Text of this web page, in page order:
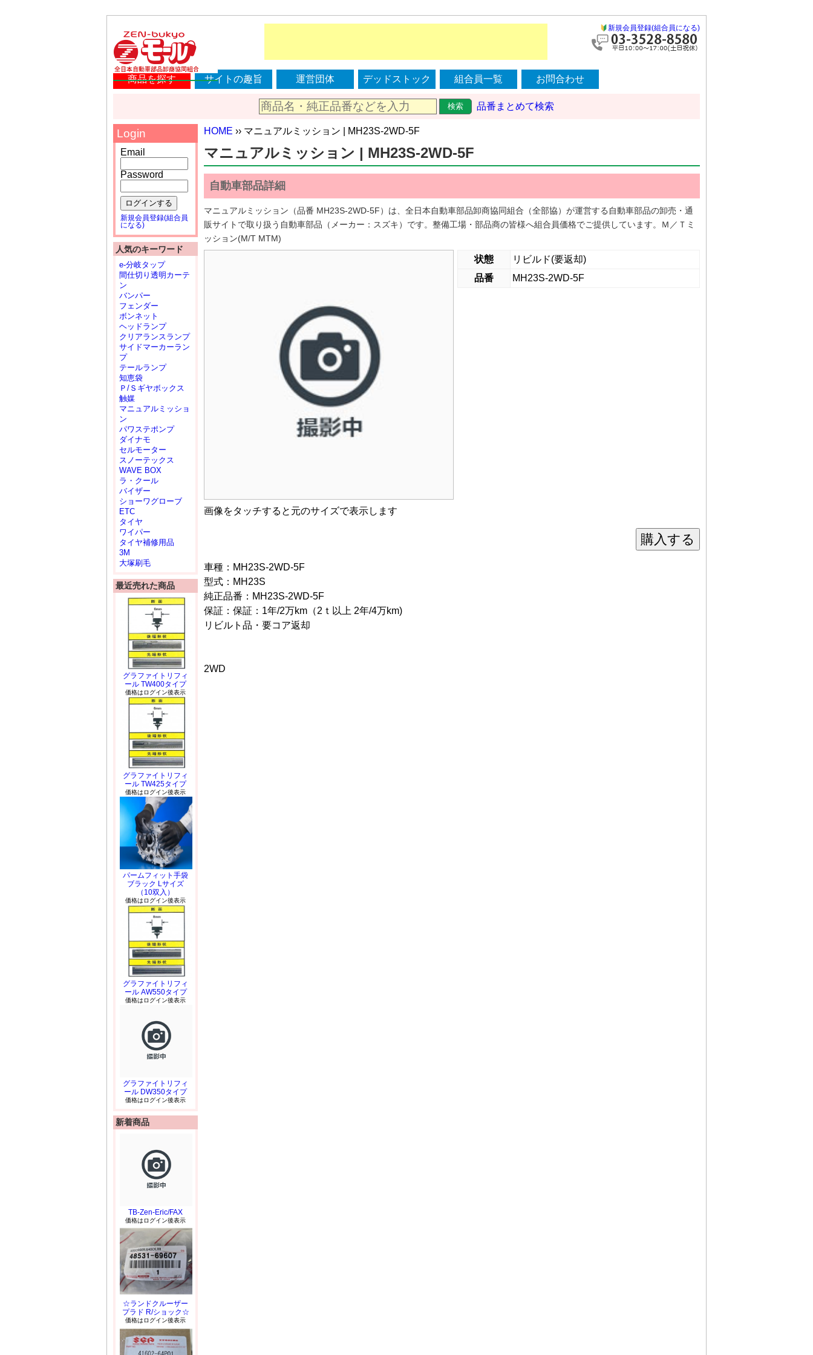
新規会員登録(組合員になる)
商品を探す サイトの趣旨 運営団体 デッドストック 組合員一覧 お問合わせ
検索 品番まとめて検索
HOME ›› マニュアルミッション | MH23S-2WD-5F
マニュアルミッション | MH23S-2WD-5F
自動車部品詳細
マニュアルミッション（品番 MH23S-2WD-5F）は、全日本自動車部品卸商協同組合（全部協）が運営する自動車部品の卸売・通
販サイトで取り扱う自動車部品（メーカー：スズキ）です。整備工場・部品商の皆様へ組合員価格でご提供しています。Ｍ／Ｔミ
ッション(M/T MTM)
画像をタッチすると元のサイズで表示します
状態
リビルド(要返却)
品番
MH23S-2WD-5F
購入する
車種：MH23S-2WD-5F
型式：MH23S
純正品番：MH23S-2WD-5F
保証：保証：1年/2万km（2ｔ以上 2年/4万km)
リビルト品・要コア返却
2WD
Login
Email
Password
ログインする
新規会員登録(組合員
になる)
人気のキーワード
e-分岐タップ
間仕切り透明カーテ
ン
バンパー
フェンダー
ボンネット
ヘッドランプ
クリアランスランプ
サイドマーカーラン
プ
テールランプ
知恵袋
Ｐ/Ｓギヤボックス
触媒
マニュアルミッショ
ン
パワステポンプ
ダイナモ
セルモーター
スノーテックス
WAVE BOX
ラ・クール
バイザー
ショーワグローブ
ETC
タイヤ
ワイパー
タイヤ補修用品
3M
大塚刷毛
最近売れた商品
グラファイトリフィ
ール TW400タイプ
価格はログイン後表示
グラファイトリフィ
ール TW425タイプ
価格はログイン後表示
パームフィット手袋
ブラック Lサイズ
（10双入）
価格はログイン後表示
グラファイトリフィ
ール AW550タイプ
価格はログイン後表示
グラファイトリフィ
ール DW350タイプ
価格はログイン後表示
新着商品
TB-Zen-Eric/FAX
価格はログイン後表示
☆ランドクルーザー
プラド R/ショック☆
価格はログイン後表示